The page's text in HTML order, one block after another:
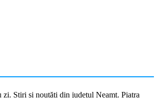
zi. Știri și noutăți din județul Neamț. Piatra